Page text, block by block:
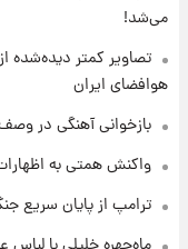
۱ روز پیش
می‌شد!
تصاویر کمتر دیده‌شده
هوافضای ایران
بازخوانی آهنگی در
واکنش همتی به اظهارات
ترامپ از پایان سریع